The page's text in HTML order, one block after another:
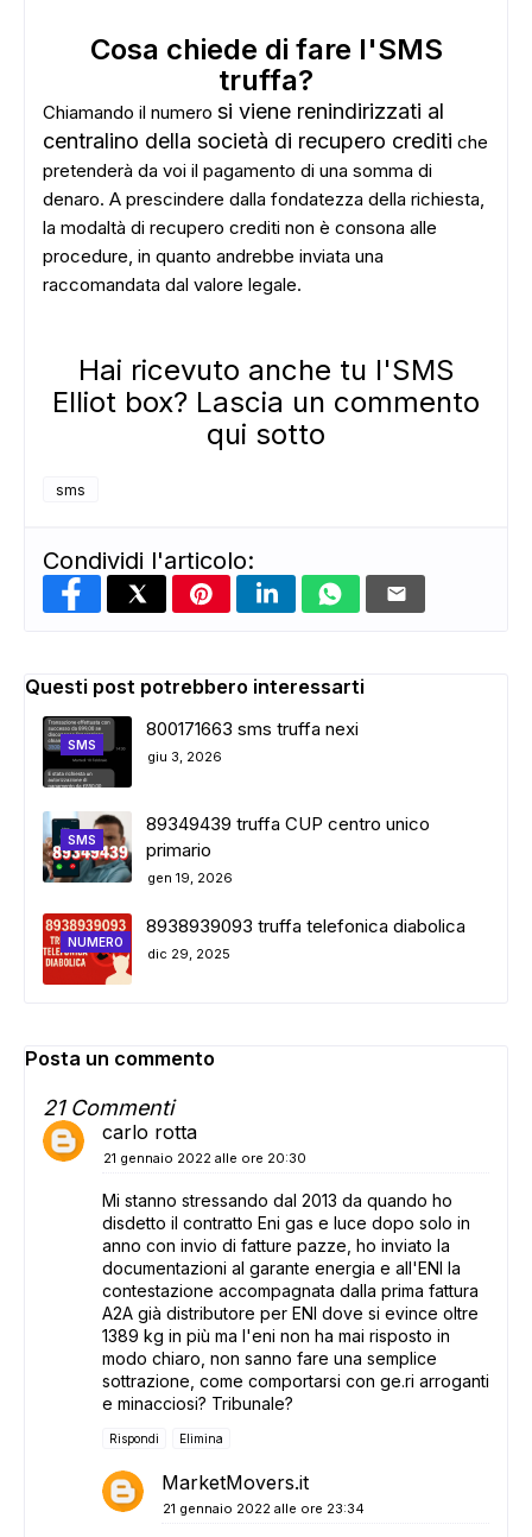
Cosa chiede di fare l'SMS
truffa?
Chiamando il numero si viene renindirizzati al
centralino della società di recupero crediti che
pretenderà da voi il pagamento di una somma di
denaro. A prescindere dalla fondatezza della richiesta,
la modaltà di recupero crediti non è consona alle
procedure, in quanto andrebbe inviata una
raccomandata dal valore legale.
Hai ricevuto anche tu l'SMS
Elliot box? Lascia un commento
qui sotto
sms
Condividi l'articolo:
Questi post potrebbero interessarti
SMS
800171663 sms truffa nexi
giu 3, 2026
SMS
89349439 truffa CUP centro unico
primario
gen 19, 2026
NUMERO
8938939093 truffa telefonica diabolica
dic 29, 2025
Posta un commento
21 Commenti
carlo rotta
21 gennaio 2022 alle ore 20:30
Mi stanno stressando dal 2013 da quando ho
disdetto il contratto Eni gas e luce dopo solo in
anno con invio di fatture pazze, ho inviato la
documentazioni al garante energia e all'ENI la
contestazione accompagnata dalla prima fattura
A2A già distributore per ENI dove si evince oltre
1389 kg in più ma l'eni non ha mai risposto in
modo chiaro, non sanno fare una semplice
sottrazione, come comportarsi con ge.ri arroganti
e minacciosi? Tribunale?
Rispondi Elimina
MarketMovers.it
21 gennaio 2022 alle ore 23:34